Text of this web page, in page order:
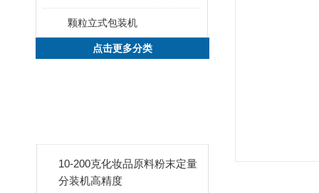
颗粒立式包装机
点击更多分类
10-200克化妆品原料粉末定量
分装机高精度